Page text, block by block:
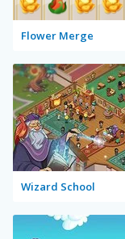
Flower Merge
Wizard School